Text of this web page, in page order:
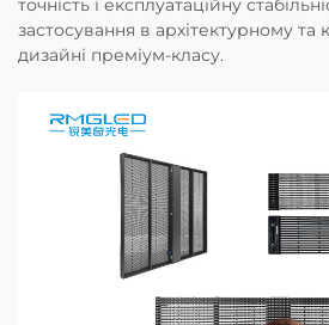
точність і експлуатаційну
застосування в архітектурному
дизайні преміум-класу.